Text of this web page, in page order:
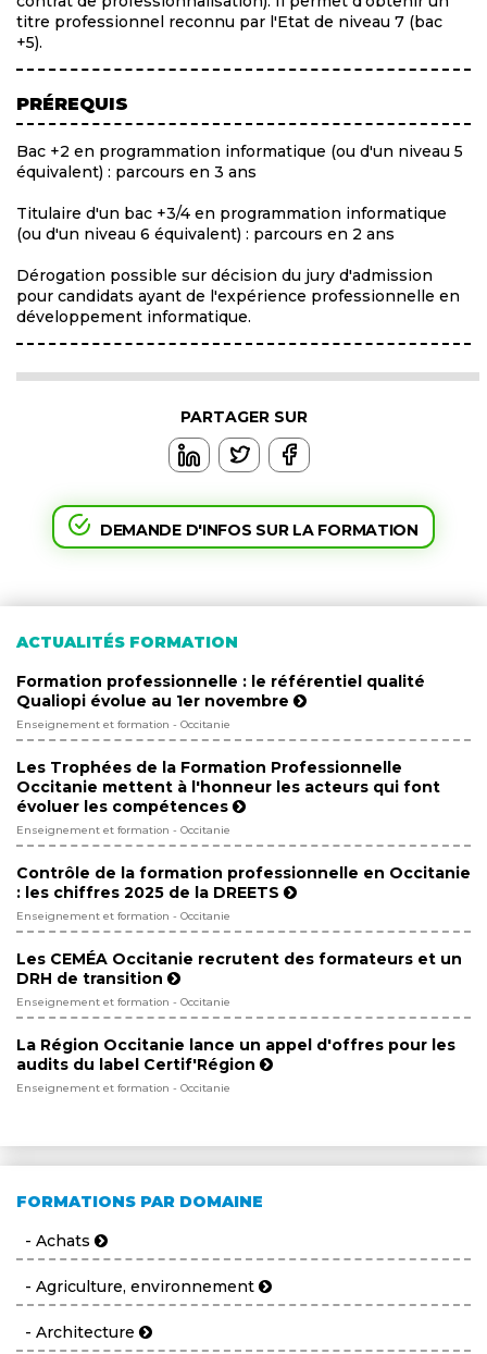
titre professionnel reconnu par l'Etat de niveau 7 (bac
+5).
PRÉREQUIS
Bac +2 en programmation informatique (ou d'un niveau 5
équivalent) : parcours en 3 ans
Titulaire d'un bac +3/4 en programmation informatique
(ou d'un niveau 6 équivalent) : parcours en 2 ans
Dérogation possible sur décision du jury d'admission
pour candidats ayant de l'expérience professionnelle en
développement informatique.
DEMANDE D'INFOS SUR LA FORMATION
PARTAGER SUR
ACTUALITÉS FORMATION
Formation professionnelle : le référentiel qualité
Qualiopi évolue au 1er novembre
Enseignement et formation - Occitanie
Les Trophées de la Formation Professionnelle
Occitanie mettent à l'honneur les acteurs qui font
évoluer les compétences
Enseignement et formation - Occitanie
Contrôle de la formation professionnelle en Occitanie
: les chiffres 2025 de la DREETS
Enseignement et formation - Occitanie
Les CEMÉA Occitanie recrutent des formateurs et un
DRH de transition
Enseignement et formation - Occitanie
La Région Occitanie lance un appel d'offres pour les
audits du label Certif'Région
Enseignement et formation - Occitanie
FORMATIONS PAR DOMAINE
- Achats
- Agriculture, environnement
- Architecture